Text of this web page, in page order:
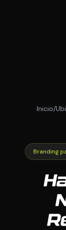
Inicio/
Branding